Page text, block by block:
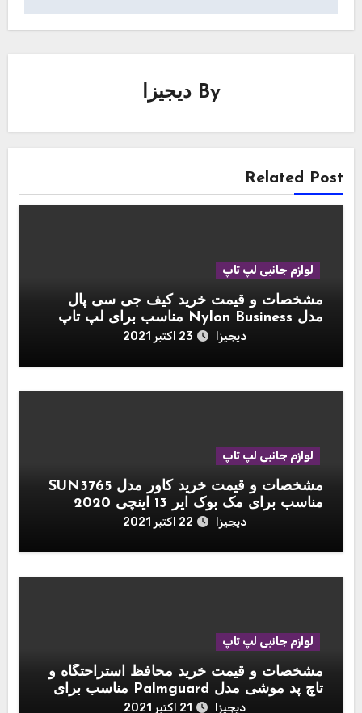
By دیجیزا
Related Post
لوازم جانبی لپ تاپ
مشخصات و قیمت خرید کیف جی سی پال
مدل Nylon Business مناسب برای لپ تاپ
اپل مک بوک 15 اینچدیجیزا 23 اکتبر 2021
لوازم جانبی لپ تاپ
مشخصات و قیمت خرید کاور مدل SUN3765
مناسب برای مک بوک ایر 13 اینچی 2020
دیجیزا 22 اکتبر 2021
لوازم جانبی لپ تاپ
مشخصات و قیمت خرید محافظ استراحتگاه و
تاچ پد موشی مدل Palmguard مناسب برای
دیجیزا 21 اکتبر 2021